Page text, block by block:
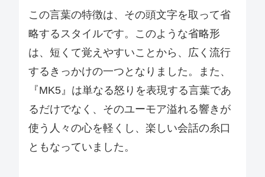
この言葉の特徴は、その頭文字を取って省
略するスタイルです。このような省略形
は、短くて覚えやすいことから、広く流行
するきっかけの一つとなりました。また、
『MK5』は単なる怒りを表現する言葉であ
るだけでなく、そのユーモア溢れる響きが
使う人々の心を軽くし、楽しい会話の糸口
ともなっていました。